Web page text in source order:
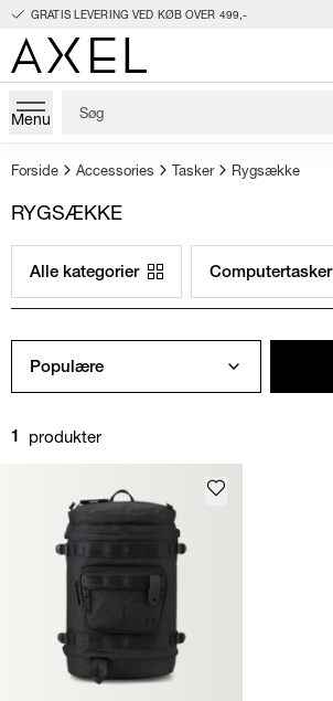
GRATIS LEVERING VED KØB OVER 499,-
Menu
Forside Accessories Tasker Rygsække
RYGSÆKKE
Alle kategorier Computertasker
Populære
1 produkter